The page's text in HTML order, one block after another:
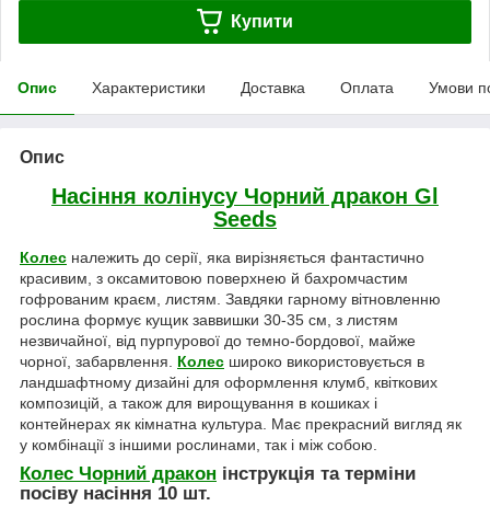
Купити
Опис Характеристики Доставка Оплата Умови
Опис
Насіння колінусу Чорний дракон Gl
Seeds
Колес належить до серії, яка вирізняється фантастично
красивим, з оксамитовою поверхнею й бахромчастим
гофрованим краєм, листям. Завдяки гарному вітновленню
рослина формує кущик заввишки 30-35 см, з листям
незвичайної, від пурпурової до темно-бордової, майже
чорної, забарвлення. Колес широко використовується в
ландшафтному дизайні для оформлення клумб, квіткових
композицій, а також для вирощування в кошиках і
контейнерах як кімнатна культура. Має прекрасний вигляд як
у комбінації з іншими рослинами, так і між собою.
Колес Чорний дракон інструкція та терміни
посіву насіння 10 шт.